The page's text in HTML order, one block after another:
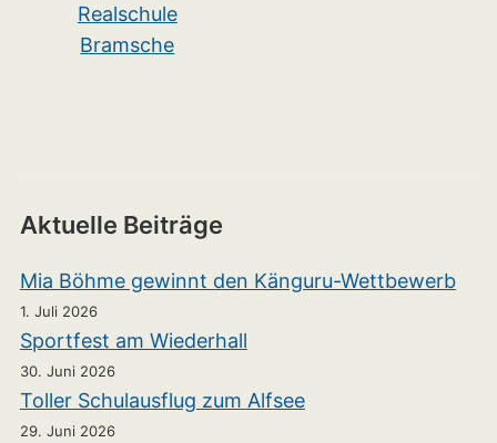
Realschule
Bramsche
Aktuelle Beiträge
Mia Böhme gewinnt den Känguru-Wettbewerb
1. Juli 2026
Sportfest am Wiederhall
30. Juni 2026
Toller Schulausflug zum Alfsee
29. Juni 2026